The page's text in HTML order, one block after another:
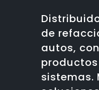
de
autos,
sistemas.